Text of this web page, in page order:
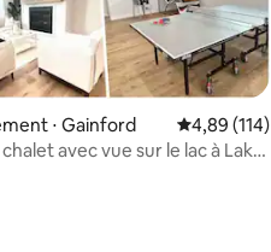
sur la base de 17
⋅ Gainford Évaluation
4,89 (114)
avec vue sur le lac à Lake